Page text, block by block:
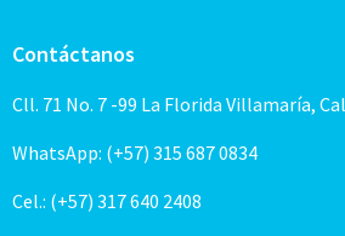
Contáctanos
Cll. 71 No. 7 -99 La Florida Villamaría,
WhatsApp: (+57) 315 687 0834
Cel.: (+57) 317 640 2408